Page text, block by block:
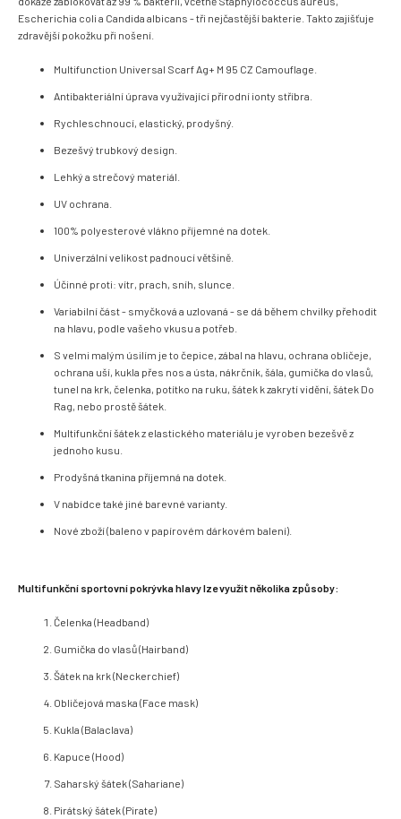
Escherichia coli a Candida albicans - tři nejčastější bakterie. Takto zajišťuje
zdravější pokožku při nošení.
Multifunction Universal Scarf Ag+ M 95 CZ Camouflage.
Antibakteriální úprava využívající přírodní ionty stříbra.
Rychleschnoucí, elastický, prodyšný.
Bezešvý trubkový design.
Lehký a strečový materiál.
UV ochrana.
100% polyesterové vlákno příjemné na dotek.
Univerzální velikost padnoucí většině.
Účinné proti: vítr, prach, sníh, slunce.
Variabilní část - smyčková a uzlovaná - se dá během chvilky přehodit
na hlavu, podle vašeho vkusu a potřeb.
S velmi malým úsilím je to čepice, zábal na hlavu, ochrana obličeje,
ochrana uší, kukla přes nos a ústa, nákrčník, šála, gumička do vlasů,
tunel na krk, čelenka, potítko na ruku, šátek k zakrytí vidění, šátek Do
Rag, nebo prostě šátek.
Multifunkční šátek z elastického materiálu je vyroben bezešvě z
jednoho kusu.
Prodyšná tkanina příjemná na dotek.
V nabídce také jiné barevné varianty.
Nové zboží (baleno v papírovém dárkovém balení).
Multifunkční sportovní pokrývka hlavy lze využít několika způsoby:
Čelenka (Headband)
Gumička do vlasů (Hairband)
Šátek na krk (Neckerchief)
Obličejová maska (Face mask)
Kukla (Balaclava)
Kapuce (Hood)
Saharský šátek (Sahariane)
Pirátský šátek (Pirate)